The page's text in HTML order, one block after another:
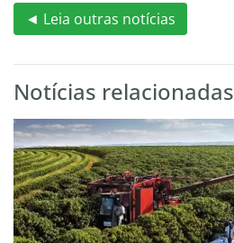
◄ Leia outras notícias
Notícias relacionadas